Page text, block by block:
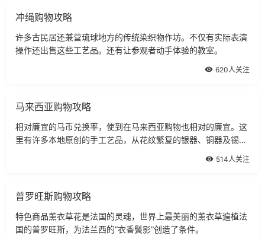
冲绳购物攻略
许多古民居还兼营琉球地方的传统染织物作坊。不仅有实际表演
操作还出售这些工艺品。还有让参观者动手体验的教室。
620人关注
马来西亚购物攻略
相对廉宜的马币兑换率，使到在马来西亚购物也相对的廉宜。这
里有许多本地原创的手工艺品，从花纹繁复的银器、铜器及锡器
514人关注
普罗旺斯购物攻略
特色商品薰衣草花是法国的灵魂，世界上最美丽的薰衣草遍植法
国的普罗旺斯，为法兰西的“衣香鬓影”创造了条件。